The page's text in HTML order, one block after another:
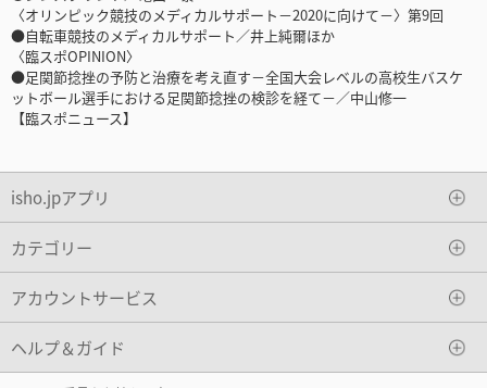
〈オリンピック競技のメディカルサポート－2020に向けて－〉第9回
●自転車競技のメディカルサポート／井上純爾ほか
〈臨スポOPINION〉
●足関節捻挫の予防と治療を考え直す－全国大会レベルの高校生バスケ
ットボール選手における足関節捻挫の検診を経て－／中山修一
【臨スポニュース】
isho.jpアプリ
カテゴリー
アカウントサービス
ヘルプ＆ガイド